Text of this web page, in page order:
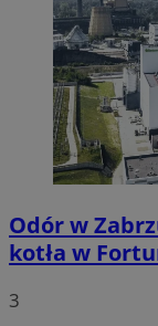
Odór w
kotła w
3